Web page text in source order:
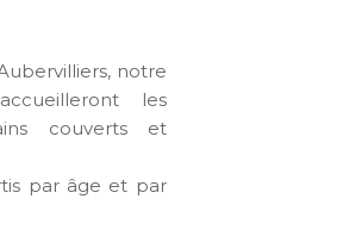
notre
les
couverts et
par âge et par